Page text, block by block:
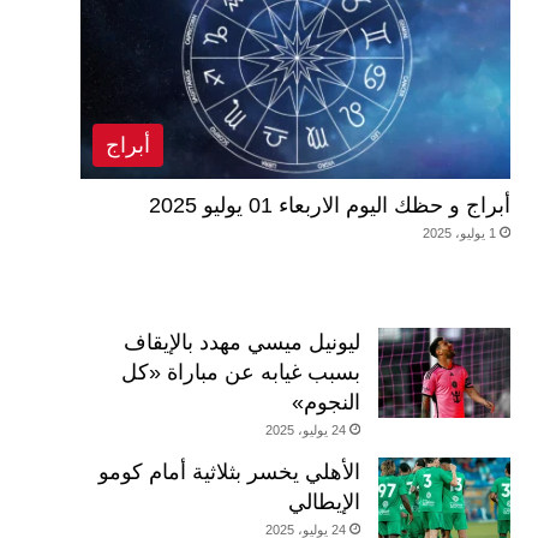
أبراج
أبراج و حظك اليوم الاربعاء 01 يوليو 2025
1 يوليو، 2025
ليونيل ميسي مهدد بالإيقاف
بسبب غيابه عن مباراة «كل
النجوم»
24 يوليو، 2025
الأهلي يخسر بثلاثية أمام كومو
الإيطالي
24 يوليو، 2025